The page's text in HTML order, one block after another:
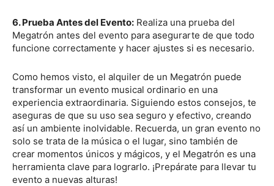
6. Prueba Antes del Evento: Realiza una prueba del
Megatrón antes del evento para asegurarte de que todo
funcione correctamente y hacer ajustes si es necesario.
Como hemos visto, el alquiler de un Megatrón puede
transformar un evento musical ordinario en una
experiencia extraordinaria. Siguiendo estos consejos, te
aseguras de que su uso sea seguro y efectivo, creando
así un ambiente inolvidable. Recuerda, un gran evento no
solo se trata de la música o el lugar, sino también de
crear momentos únicos y mágicos, y el Megatrón es una
herramienta clave para lograrlo. ¡Prepárate para llevar tu
evento a nuevas alturas!